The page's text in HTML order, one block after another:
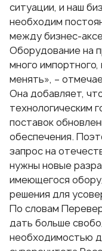
ситуации, и наш
необходим
между бизнес-
Оборудование на
много
менять», –
Она добавляет,
технологическим
поставок
обеспечения.
запрос на
нужны новые
имеющегося
решения для
По словам
дать больше
необходимостью